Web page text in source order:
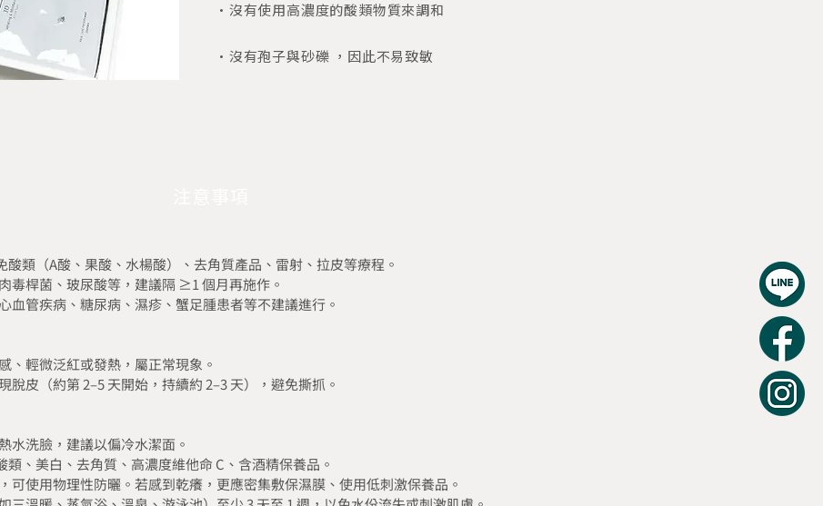
・沒有使用高濃度的酸類物質來調和
・沒有孢子與砂礫 ，因此不易致敏
酸類（A酸、果酸、水楊酸）、去角質產品、雷射、拉皮等療程。
毒桿菌、玻尿酸等，建議隔 ≥1 個月再施作。
血管疾病、糖尿病、濕疹、蟹足腫患者等不建議進行。
、輕微泛紅或發熱，屬正常現象。
脫皮（約第 2‒5 天開始，持續約 2‒3 天），避免撕抓。
水洗臉，建議以偏冷水潔面。
類、美白、去角質、高濃度維他命 C、含酒精保養品。
可使用物理性防曬。若感到乾癢，更應密集敷保濕膜、使用低刺激保養品。